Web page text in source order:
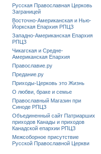
Русская Православная Церковь
Заграницей
Восточно-Американская и Нью-
Йоркская Епархия РПЦЗ
Западно-Американская Епархия
РПЦЗ
Чикагская и Средне-
Американская Епархия
Православие.ру
Предание.ру
Приходы-Церковь это Жизнь
О любви, браке и семье
Православный Магазин при
Синоде РПЦЗ
Объединенный сайт Патриарших
приходов Канады и приходов
Канадской епархии РПЦЗ
Межсоборное присутствие
Русской Православной Церкви